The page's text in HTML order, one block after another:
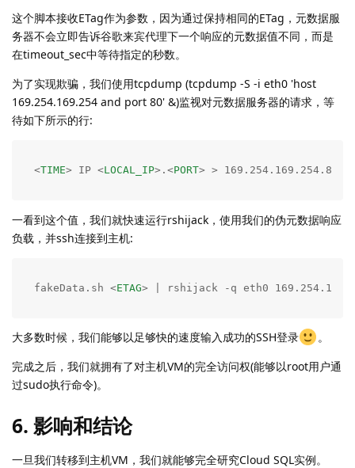
这个脚本接收ETag作为参数，因为通过保持相同的ETag，元数据服
务器不会立即告诉谷歌来宾代理下一个响应的元数据值不同，而是
在timeout_sec中等待指定的秒数。
为了实现欺骗，我们使用tcpdump (tcpdump -S -i eth0 'host
169.254.169.254 and port 80' &)监视对元数据服务器的请求，等
待如下所示的行:
<TIME> IP <LOCAL_IP> . <PORT> >
一看到这个值，我们就快速运行rshijack，使用我们的伪元数据响应
负载，并ssh连接到主机:
fakeData.sh <ETAG> | rshijack -q eth0
大多数时候，我们能够以足够快的速度输入成功的SSH登录
。
完成之后，我们就拥有了对主机VM的完全访问权(能够以root用户通
过sudo执行命令)。
6. 影响和结论
一旦我们转移到主机VM，我们就能够完全研究Cloud SQL实例。